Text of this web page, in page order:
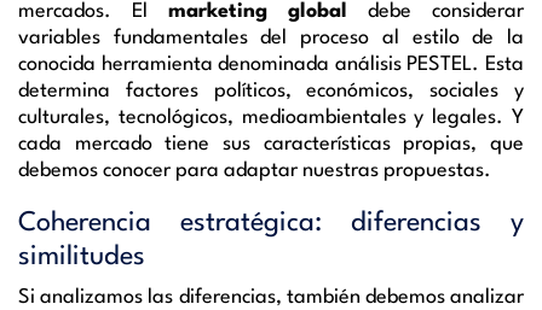
mercados. El marketing global
debe considerar
variables fundamentales del proceso al estilo de la
conocida herramienta denominada análisis PESTEL. Esta
determina factores políticos, económicos, sociales y
culturales, tecnológicos, medioambientales y legales. Y
cada mercado tiene sus características propias, que
debemos conocer para adaptar nuestras propuestas.
Coherencia estratégica: diferencias y
similitudes
Si analizamos las diferencias, también debemos analizar